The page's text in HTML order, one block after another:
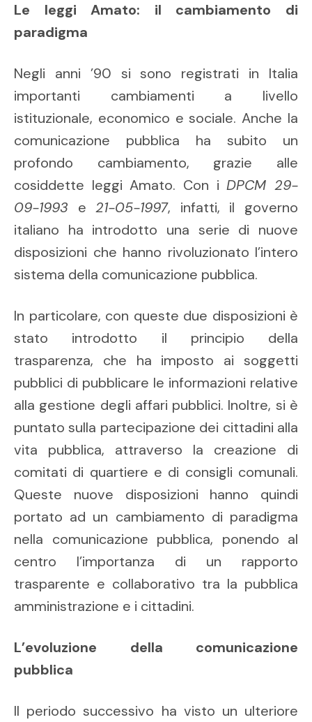
Le leggi Amato: il cambiamento di
paradigma
Negli anni ’90 si sono registrati in Italia
importanti cambiamenti a livello
istituzionale, economico e sociale. Anche la
comunicazione pubblica ha subito un
profondo cambiamento, grazie alle
cosiddette leggi Amato. Con iDPCM 29-
09-1993 e21-05-1997, infatti, il governo
italiano ha introdotto una serie di nuove
disposizioni che hanno rivoluzionato l’intero
sistema della comunicazione pubblica.
In particolare, con queste due disposizioni è
stato introdotto il principio della
trasparenza, che ha imposto ai soggetti
pubblici di pubblicare le informazioni relative
alla gestione degli affari pubblici. Inoltre, si è
puntato sulla partecipazione dei cittadini alla
vita pubblica, attraverso la creazione di
comitati di quartiere e di consigli comunali.
Queste nuove disposizioni hanno quindi
portato ad un cambiamento di paradigma
nella comunicazione pubblica, ponendo al
centro l’importanza di un rapporto
trasparente e collaborativo tra la pubblica
amministrazione e i cittadini.
L’evoluzione della comunicazione
pubblica
Il periodo successivo ha visto un ulteriore